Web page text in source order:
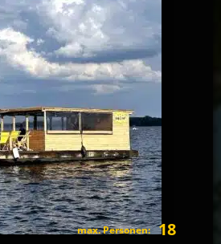
max. Personen: 18